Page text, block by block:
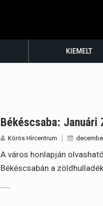
KIEMELT
Békéscsaba:
Körös Hírcentrum
A város honlapján
Békéscsabán a